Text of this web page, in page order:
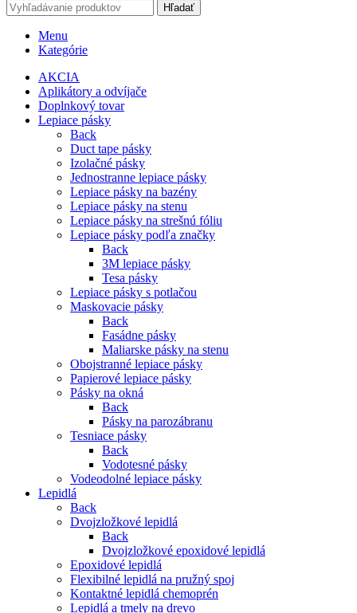
Hľadať
Menu
Kategórie
AKCIA
Aplikátory a odvíjače
Doplnkový tovar
Lepiace pásky
Back
Duct tape pásky
Izolačné pásky
Jednostranne lepiace pásky
Lepiace pásky na bazény
Lepiace pásky na stenu
Lepiace pásky na strešnú fóliu
Lepiace pásky podľa značky
Back
3M lepiace pásky
Tesa pásky
Lepiace pásky s potlačou
Maskovacie pásky
Back
Fasádne pásky
Maliarske pásky na stenu
Obojstranné lepiace pásky
Papierové lepiace pásky
Pásky na okná
Back
Pásky na parozábranu
Tesniace pásky
Back
Vodotesné pásky
Vodeodolné lepiace pásky
Lepidlá
Back
Dvojzložkové lepidlá
Back
Dvojzložkové epoxidové lepidlá
Epoxidové lepidlá
Flexibilné lepidlá na pružný spoj
Kontaktné lepidlá chemoprén
Lepidlá a tmely na drevo